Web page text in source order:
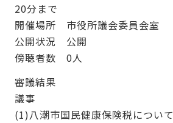
20分まで
開催場所 市役所議会委員会室
公開状況 公開
傍聴者数 0人
審議結果
議事
(1)八潮市国民健康保険税について